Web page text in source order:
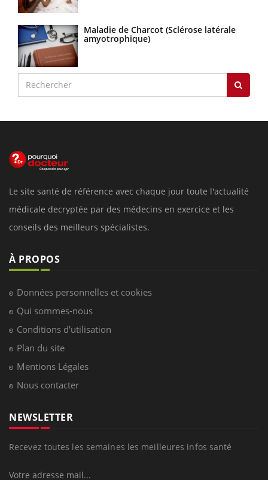
Maladie de Charcot (Sclérose latérale
amyotrophique)
Le site santé de référence avec chaque jour toute l'actualité
médicale decryptée par des médecins en exercice et les
conseils des meilleurs spécialistes.
À PROPOS
Données personnelles et cookies
Qui sommes-nous
Conditions d'utilisation
Plan du site
Mentions Légales
Nous contacter
NEWSLETTER
Recevez toutes les semaines les meilleures infos santé